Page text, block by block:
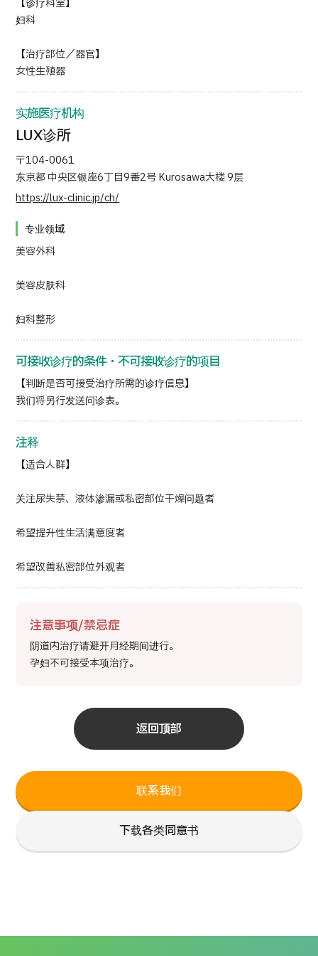
联系我们
下载各类同意书
【诊疗科室】
妇科
【治疗部位／器官】
女性生殖器
实施医疗机构
LUX诊所
〒104-0061
东京都 中央区银座6丁目9番2号 Kurosawa大楼 9层
https://lux-clinic.jp/ch/
专业领域
美容外科
美容皮肤科
妇科整形
可接收诊疗的条件・不可接收诊疗的项目
【判断是否可接受治疗所需的诊疗信息】
我们将另行发送问诊表。
注释
【适合人群】
关注尿失禁、液体渗漏或私密部位干燥问题者
希望提升性生活满意度者
希望改善私密部位外观者
注意事项/禁忌症
阴道内治疗请避开月经期间进行。
孕妇不可接受本项治疗。
返回顶部